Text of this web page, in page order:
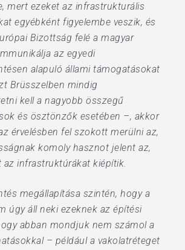
mert ezeket az infrastrukturális
egyébként figyelembe veszik, és
Bizottság felé a magyar
az egyedi
alapuló állami támogatásokat
Brüsszelben mindig
kell a nagyobb összegű
és ösztönzők esetében –, akkor
érvelésben fel szokott merülni az,
komoly hasznot jelent az,
az infrastruktúrákat kiépítik.
megállapítása szintén, hogy a
úgy áll neki ezeknek az építési
abban mondjuk nem számol a
– például a vakolatréteget